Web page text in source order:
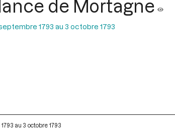
de Mortagne
1793 au 3 octobre 1793
au 3 octobre 1793